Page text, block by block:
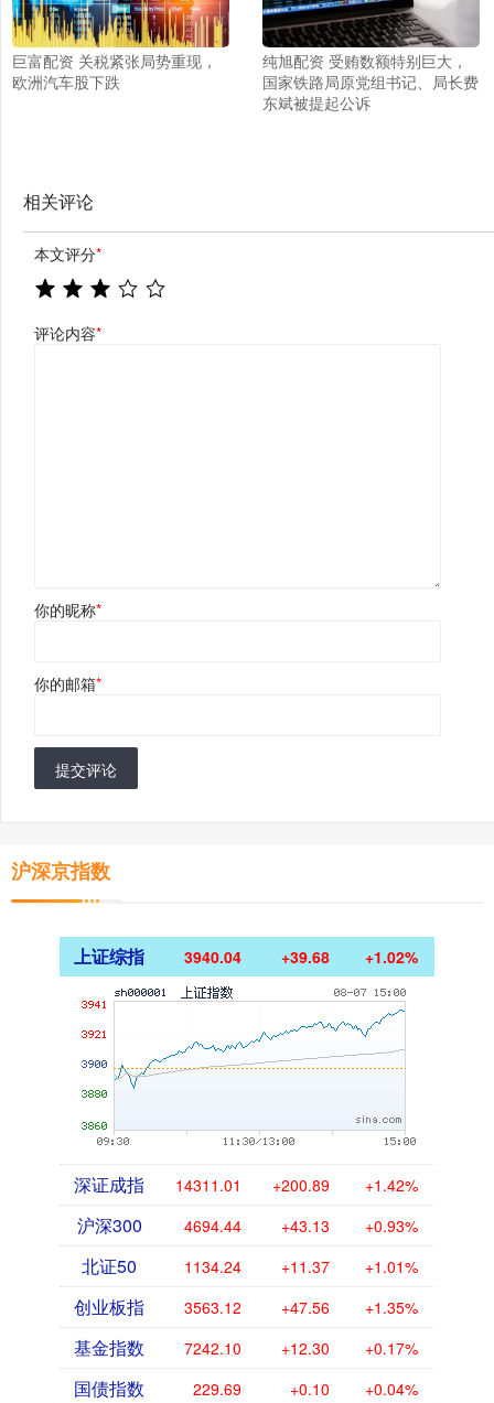
巨富配资 关税紧张局势重现，
欧洲汽车股下跌
纯旭配资 受贿数额特别巨大，
国家铁路局原党组书记、局长费
东斌被提起公诉
相关评论
本文评分*
评论内容*
你的昵称*
你的邮箱*
提交评论
沪深京指数
上证综指 3940.04 +39.68 +1.02%
深证成指 14311.01 +200.89 +1.42%
沪深300 4694.44 +43.13 +0.93%
北证50 1134.24 +11.37 +1.01%
创业板指 3563.12 +47.56 +1.35%
基金指数 7242.10 +12.30 +0.17%
国债指数 229.69 +0.10 +0.04%